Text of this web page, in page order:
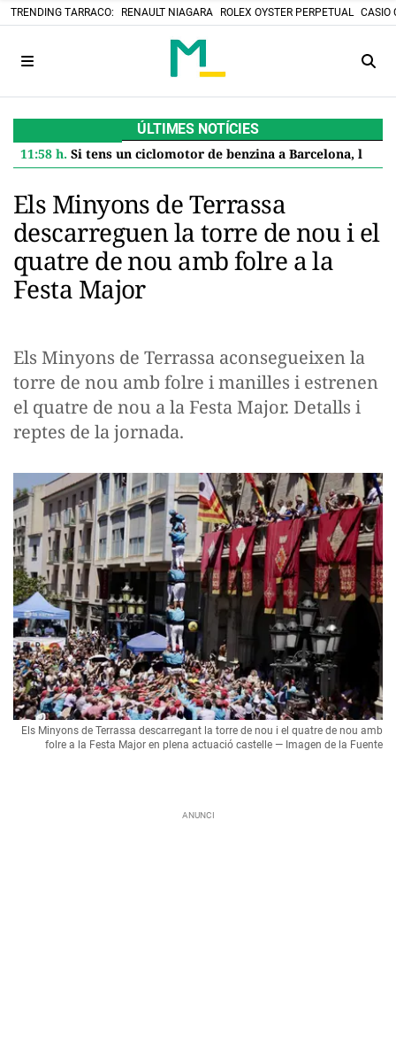
TRENDING TARRACO: RENAULT NIAGARA ROLEX OYSTER PERPETUAL CASIO
ÚLTIMES NOTÍCIES
11:58 h. Si tens un ciclomotor de benzina a Barcelona, l'Ajuntament et paga 600 euros per jubilar-lo: així es demana l'ajuda
Els Minyons de Terrassa
descarreguen la torre de nou i el
quatre de nou amb folre a la
Festa Major
Els Minyons de Terrassa aconsegueixen la
torre de nou amb folre i manilles i estrenen
el quatre de nou a la Festa Major. Detalls i
reptes de la jornada.
Els Minyons de Terrassa descarregant la torre de nou i el quatre de nou amb
folre a la Festa Major en plena actuació castelle — Imagen de la Fuente